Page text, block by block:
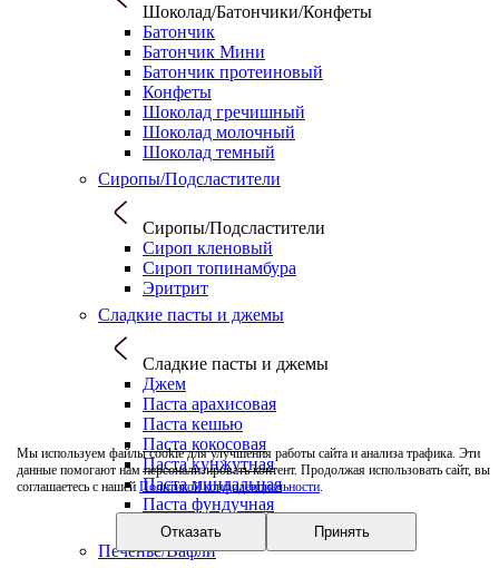
Мы используем файлы cookie для улучшения работы сайта и анализа трафика. Эти
данные помогают нам персонализировать контент. Продолжая использовать сайт, вы
соглашаетесь с нашей Политикой конфиденциальности.
Отказать Принять
Шоколад/Батончики/Конфеты
Батончик
Батончик Мини
Батончик протеиновый
Конфеты
Шоколад гречишный
Шоколад молочный
Шоколад темный
Сиропы/Подсластители
Сиропы/Подсластители
Сироп кленовый
Сироп топинамбура
Эритрит
Сладкие пасты и джемы
Сладкие пасты и джемы
Джем
Паста арахисовая
Паста кешью
Паста кокосовая
Паста кунжутная
Паста миндальная
Паста фундучная
Паштет/Пате
Печенье/Вафли